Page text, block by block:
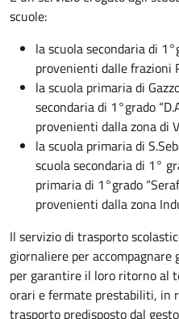
scuole:
la scuola secondaria di
provenienti dalle frazioni
la scuola primaria di
secondaria di 1°grado
provenienti dalla zona di
la scuola primaria di
scuola secondaria di 1°
primaria di 1°grado
provenienti dalla zona
Il servizio di trasporto
giornaliere per
per garantire il loro ritorno al
orari e fermate prestabiliti, in
trasporto predisposto dal